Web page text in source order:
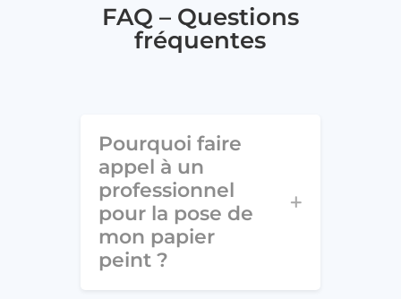
FAQ – Questions
fréquentes
Pourquoi faire
appel à un
professionnel
pour la pose de
mon papier
peint ?